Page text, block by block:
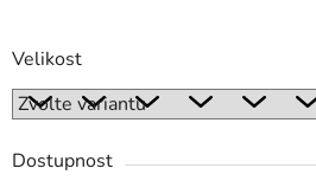
Velikost
Dostupnost